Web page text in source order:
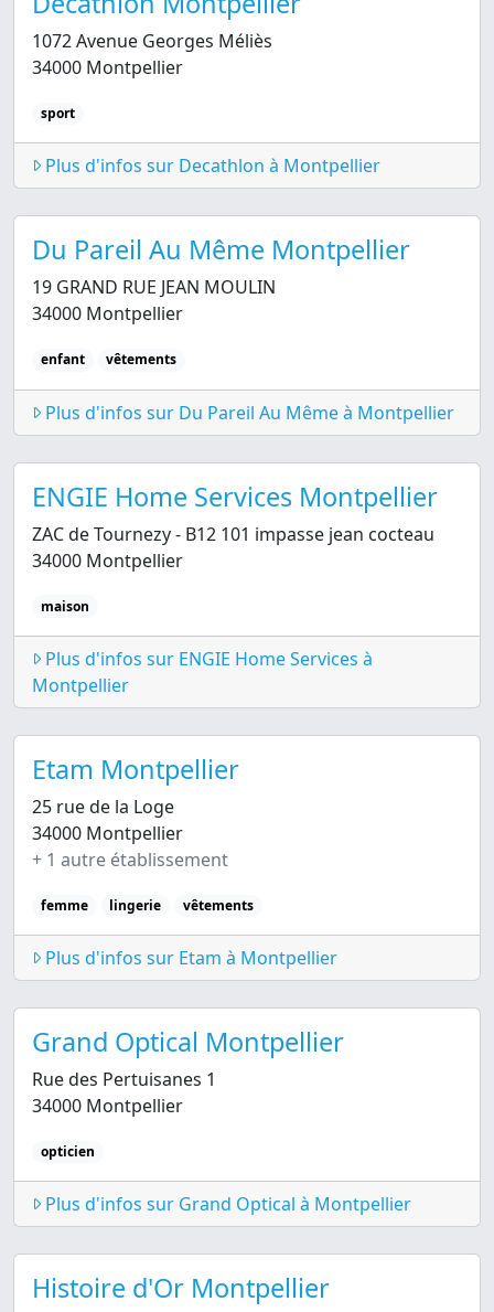
1072 Avenue Georges Méliès
34000 Montpellier
sport
Plus d'infos sur Decathlon à Montpellier
Du Pareil Au Même Montpellier
19 GRAND RUE JEAN MOULIN
34000 Montpellier
enfant vêtements
Plus d'infos sur Du Pareil Au Même à Montpellier
ENGIE Home Services Montpellier
ZAC de Tournezy - B12 101 impasse jean cocteau
34000 Montpellier
maison
Plus d'infos sur ENGIE Home Services à
Montpellier
Etam Montpellier
25 rue de la Loge
34000 Montpellier
+ 1 autre établissement
femme lingerie vêtements
Plus d'infos sur Etam à Montpellier
Grand Optical Montpellier
Rue des Pertuisanes 1
34000 Montpellier
opticien
Plus d'infos sur Grand Optical à Montpellier
Histoire d'Or Montpellier